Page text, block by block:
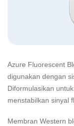
Azure Fluorescent
digunakan dengan
Diformulasikan
menstabilkan sinyal
Membran Western